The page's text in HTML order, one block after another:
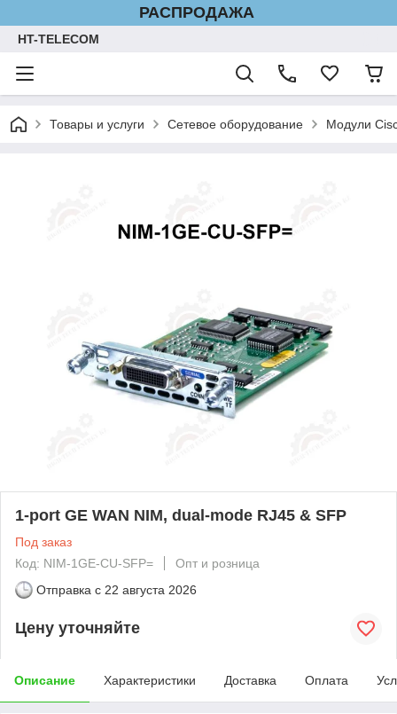
РАСПРОДАЖА
HT-TELECOM
Товары и услуги Сетевое оборудование Модули
1-port GE WAN NIM, dual-mode RJ45 & SFP
Под заказ
Код: NIM-1GE-CU-SFP=
Опт и розница
Отправка с 22 августа 2026
Цену уточняйте
Описание Характеристики Доставка Оплата